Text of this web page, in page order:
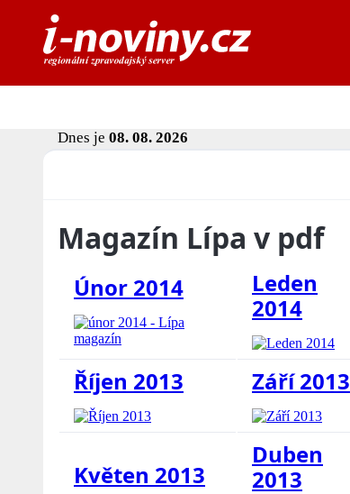
Dnes je 08. 08. 2026
Magazín Lípa v pdf
Únor 2014
Leden
2014
Říjen 2013 Září 2013
Květen 2013
Duben
2013